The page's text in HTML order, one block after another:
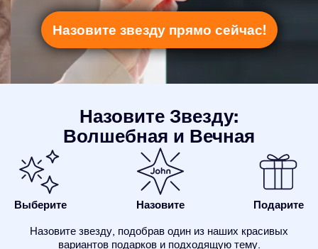
Назовите звезду прямо сейчас!
Назовите Звезду:
Волшебная и Вечная
Выберите Назовите Подарите
Назовите звезду, подобрав один из наших красивых
вариантов подарков и подходящую тему.